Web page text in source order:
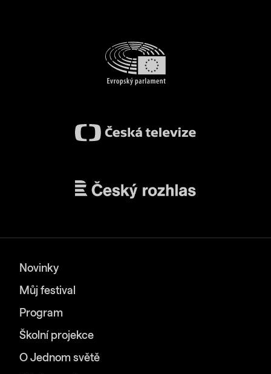
Novinky
Můj festival
Program
Školní projekce
O Jednom světě